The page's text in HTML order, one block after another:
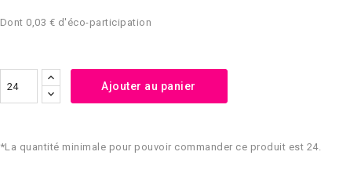
Dont 0,03 € d'éco-participation
Ajouter au panier
*La quantité minimale pour pouvoir commander ce produit est 24.